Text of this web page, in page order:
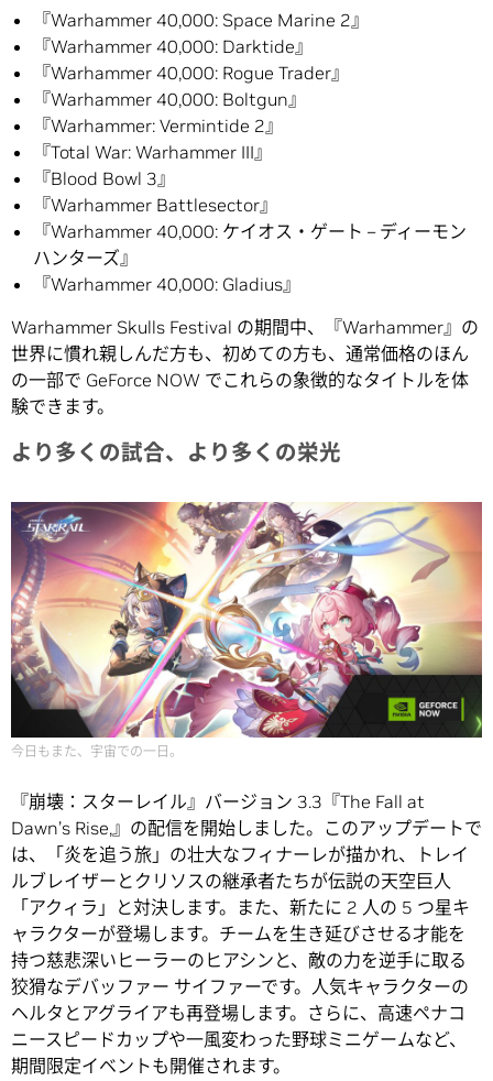
『Warhammer 40,000: Space Marine 2』
『Warhammer 40,000: Darktide』
『Warhammer 40,000: Rogue Trader』
『Warhammer 40,000: Boltgun』
『Warhammer: Vermintide 2』
『Total War: Warhammer III』
『Blood Bowl 3』
『Warhammer Battlesector』
『Warhammer 40,000: ケイオス・ゲート – ディーモン
ハンターズ』
『Warhammer 40,000: Gladius』
Warhammer Skulls Festival の期間中、『Warhammer』の
世界に慣れ親しんだ方も、初めての方も、通常価格のほん
の一部で GeForce NOW でこれらの象徴的なタイトルを体
験できます。
より多くの試合、より多くの栄光
今日もまた、宇宙での一日。
『崩壊：スターレイル』バージョン 3.3『The Fall at
Dawn’s Rise,』の配信を開始しました。このアップデートで
は、「炎を追う旅」の壮大なフィナーレが描かれ、トレイ
ルブレイザーとクリソスの継承者たちが伝説の天空巨人
「アクィラ」と対決します。また、新たに 2 人の 5 つ星キ
ャラクターが登場します。チームを生き延びさせる才能を
持つ慈悲深いヒーラーのヒアシンと、敵の力を逆手に取る
狡猾なデバッファー サイファーです。人気キャラクターの
ヘルタとアグライアも再登場します。さらに、高速ペナコ
ニースピードカップや一風変わった野球ミニゲームなど、
期間限定イベントも開催されます。